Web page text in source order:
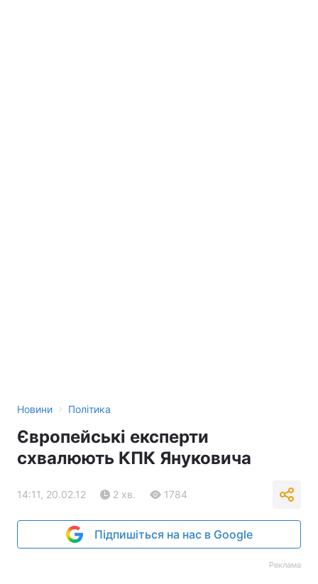
Новини › Політика
Європейські експерти
схвалюють КПК Януковича
14:11, 20.02.12 2 хв. 1784
Підпишіться на нас в Google
Реклама